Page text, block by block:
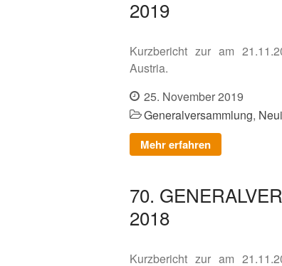
2019
Kurzbericht zur am
Austria.
25. November 2019
Generalversammlung,
Mehr erfahren
70.
2018
Kurzbericht zur am